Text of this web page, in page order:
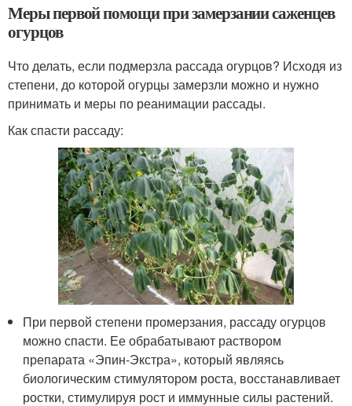
Меры первой помощи при замерзании саженцев
огурцов
Что делать, если подмерзла рассада огурцов? Исходя из
степени, до которой огурцы замерзли можно и нужно
принимать и меры по реанимации рассады.
Как спасти рассаду:
При первой степени промерзания, рассаду огурцов
можно спасти. Ее обрабатывают раствором
препарата «Эпин-Экстра», который являясь
биологическим стимулятором роста, восстанавливает
ростки, стимулируя рост и иммунные силы растений.